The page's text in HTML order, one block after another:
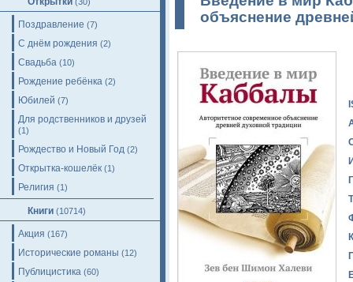
Поздравление (7)
С днём рождения (2)
Свадьба (10)
Рождение ребёнка (2)
Юбилей (7)
Для родственников и друзей
(1)
Рождество и Новый Год (2)
Открытка-кошелёк (1)
Религия (1)
Книги (10714)
Акция (167)
Исторические романы (12)
Публицистика (60)
объяснение